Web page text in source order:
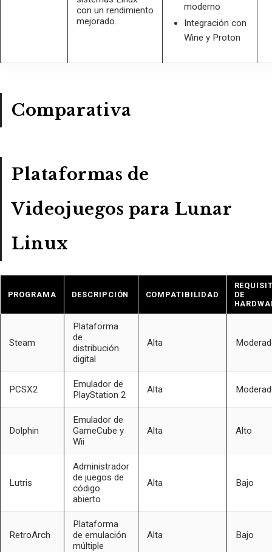
con un rendimiento
mejorado.
moderno
Integración con
Wine y Proton
Comparativa
Plataformas de
Videojuegos para Lunar
Linux
PROGRAMA DESCRIPCIÓN COMPATIBILIDAD
DE
Steam
Plataforma
de
distribución
digital
Alta
PCSX2
Emulador de
PlayStation 2
Alta
Dolphin
Emulador de
GameCube y
Wii
Alta Alto
Lutris
Administrador
de juegos de
código
abierto
Alta Bajo
RetroArch
Plataforma
de emulación
múltiple
Alta Bajo